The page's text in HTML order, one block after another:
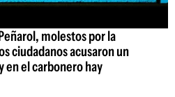
molestos por la
ciudadanos acusaron un
en el carbonero hay